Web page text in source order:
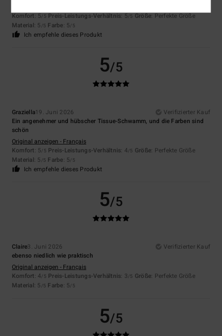
Komfort: 5/5 Preis-Leistungs-Verhältnis: 5/5 Größe: Perfekte Größe
Material: 5 /5 Farbe: 5/5
Ich empfehle dieses Produkt
5/5
Graziella19. Juni 2026
Verifizierter Kauf
Ein angenehmer und hübscher Tissue-Schwamm, und die Farben sind
schön
Original anzeigen - Français
Komfort: 5/5 Preis-Leistungs-Verhältnis: 4/5 Größe: Perfekte Größe
Material: 5 /5 Farbe: 5/5
Ich empfehle dieses Produkt
5/5
Claire3. Juni 2026
Verifizierter Kauf
ebenso niedlich wie praktisch
Original anzeigen - Français
Komfort: 4/5 Preis-Leistungs-Verhältnis: 3/5 Größe: Perfekte Größe
Material: 5 /5 Farbe: 5/5
5/5